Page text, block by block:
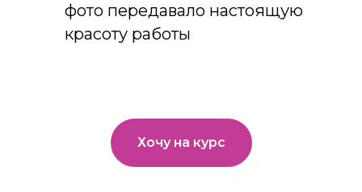
фото передавало настоящую
красоту работы
Хочу на курс